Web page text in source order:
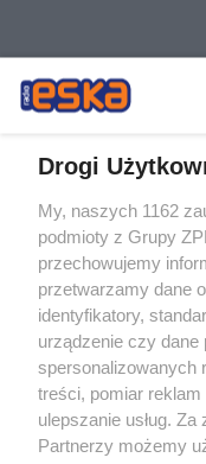
Żaden utwór
rozpowszechniany lub
tym także elektroniczny
eksploatacji w
Internecie bez pisemnej
wykorzystanie utworów w
tzn. bez właściwej zgody,
ścigane prawnie.
Drogi
My, naszych 1162
podmioty z Grupy
przechowujemy
przetwarzamy dane
identyfikatory,
urządzenie czy dane
spersonalizowanych
treści, pomiar
ulepszanie usług.
Partnerzy możemy